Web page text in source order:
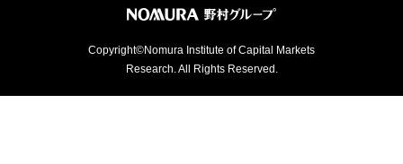
Copyright©Nomura Institute of Capital Markets
Research. All Rights Reserved.